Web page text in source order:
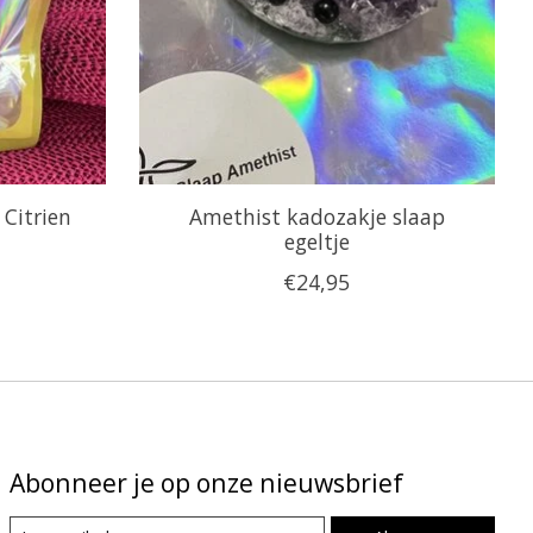
Citrien
Amethist kadozakje slaap
egeltje
€24,95
Abonneer je op onze nieuwsbrief